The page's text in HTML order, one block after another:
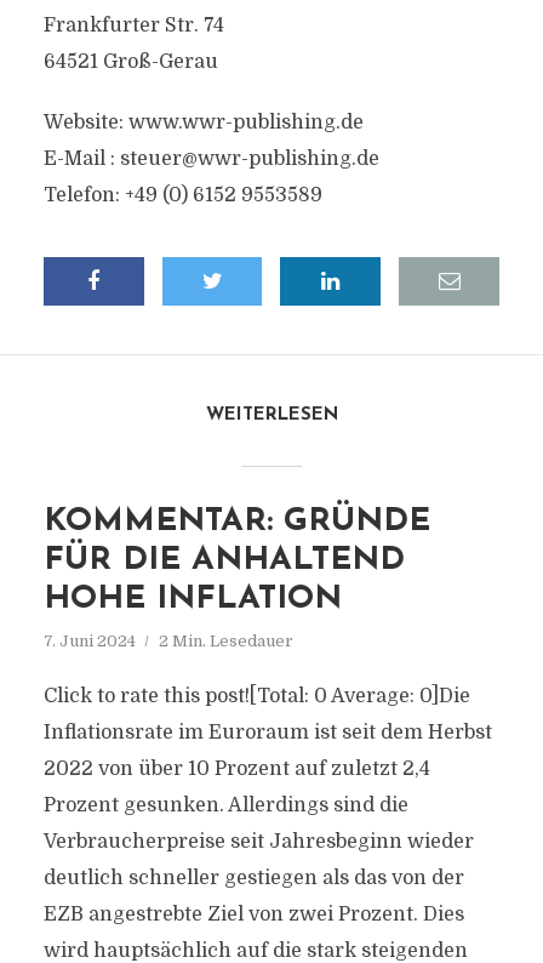
Frankfurter Str. 74
64521 Groß-Gerau
Website: www.wwr-publishing.de
E-Mail : steuer@wwr-publishing.de
Telefon: +49 (0) 6152 9553589
WEITERLESEN
KOMMENTAR: GRÜNDE
FÜR DIE ANHALTEND
HOHE INFLATION
7. Juni 2024 2 Min. Lesedauer
Click to rate this post![Total: 0 Average: 0]Die
Inflationsrate im Euroraum ist seit dem Herbst
2022 von über 10 Prozent auf zuletzt 2,4
Prozent gesunken. Allerdings sind die
Verbraucherpreise seit Jahresbeginn wieder
deutlich schneller gestiegen als das von der
EZB angestrebte Ziel von zwei Prozent. Dies
wird hauptsächlich auf die stark steigenden